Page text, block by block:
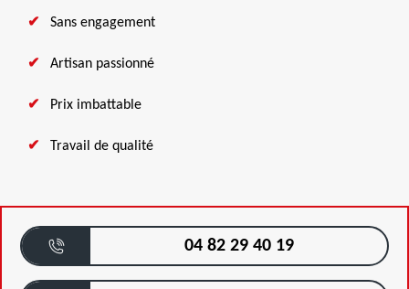
Sans engagement
Artisan passionné
Prix imbattable
Travail de qualité
04 82 29 40 19